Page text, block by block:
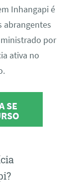
Inhangapi é
abrangentes
por
ativa no
SE